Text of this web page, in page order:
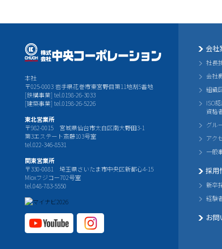
本社
〒025-0003 岩手県花巻市東宮野目第11地割5番地
[鉄構事業] tel.0198-26-3033
[建築事業] tel.0198-26-5226
東北営業所
〒982-0015 宮城県仙台市太白区南大野田3-1
第3エステート斎藤103号室
tel.022-346-8531
関東営業所
〒330-0081 埼玉県さいたま市中央区新都心4-15
Mioxフジコー702号室
tel.048-783-5550
会社
社長
会社
組織
ISO
資格
グル
アク
一般
採用
新卒
経験
お